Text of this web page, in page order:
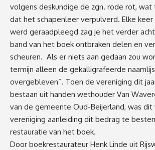
volgens deskundige de zgn. rode rot,
dat het schapenleer verpulverd. Elke
werd geraadpleegd zag je het verder
band van het boek ontbraken delen en
scheuren. Als er niets aan gedaan zou
termijn alleen de gekalligrafeerde
overgebleven”. Toen de vereniging dit
bestaan uit handen wethouder Van
van de gemeente Oud-Beijerland, was dit
vereniging aanleiding dit bedrag te
restauratie van het boek.
Door boekrestaurateur Henk Linde uit